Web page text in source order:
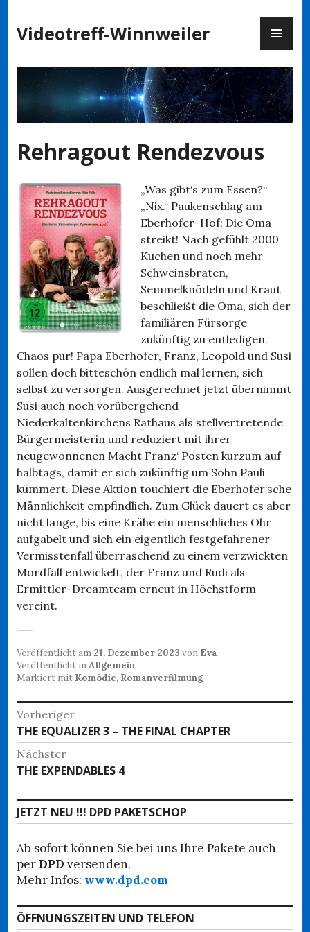
Inhalt
springen
Videotreff-Winnweiler
Rehragout Rendezvous
„Was gibt‘s zum Essen?“
„Nix.“ Paukenschlag am
Eberhofer-Hof: Die Oma
streikt! Nach gefühlt 2000
Kuchen und noch mehr
Schweinsbraten,
Semmelknödeln und Kraut
beschließt die Oma, sich der
familiären Fürsorge
zukünftig zu entledigen.
Chaos pur! Papa Eberhofer, Franz, Leopold und Susi
sollen doch bitteschön endlich mal lernen, sich
selbst zu versorgen. Ausgerechnet jetzt übernimmt
Susi auch noch vorübergehend
Niederkaltenkirchens Rathaus als stellvertretende
Bürgermeisterin und reduziert mit ihrer
neugewonnenen Macht Franz‘ Posten kurzum auf
halbtags, damit er sich zukünftig um Sohn Pauli
kümmert. Diese Aktion touchiert die Eberhofer‘sche
Männlichkeit empfindlich. Zum Glück dauert es aber
nicht lange, bis eine Krähe ein menschliches Ohr
aufgabelt und sich ein eigentlich festgefahrener
Vermisstenfall überraschend zu einem verzwickten
Mordfall entwickelt, der Franz und Rudi als
Ermittler-Dreamteam erneut in Höchstform
vereint.
Veröffentlicht am 21. Dezember 2023 von Eva
Veröffentlicht inAllgemein
Markiert mit Komödie, Romanverfilmung
Beitragsnavigation
Vorheriger
Vorheriger
Beitrag:
THE EQUALIZER 3 – THE FINAL CHAPTER
Nächster
Nächster
Beitrag:
THE EXPENDABLES 4
JETZT NEU !!! DPD PAKETSCHOP
Ab sofort können Sie bei uns Ihre Pakete auch
per DPD versenden.
Mehr Infos: www.dpd.com
ÖFFNUNGSZEITEN UND TELEFON